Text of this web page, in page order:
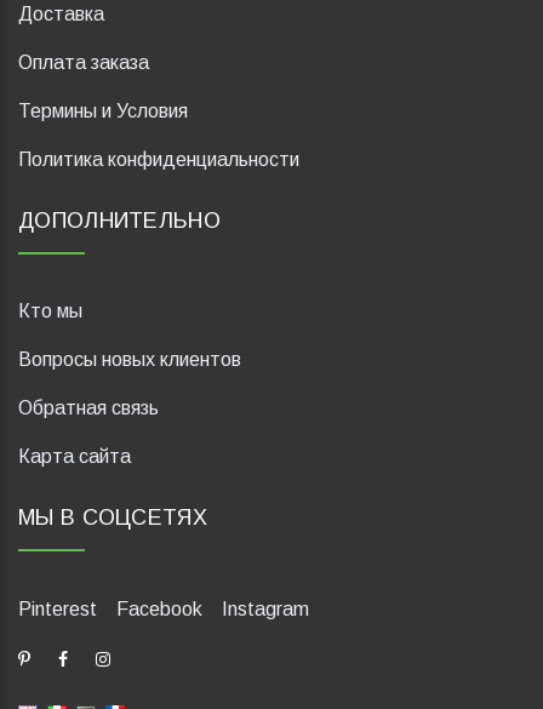
Доставка
Оплата заказа
Термины и Условия
Политика конфиденциальности
ДОПОЛНИТЕЛЬНО
Кто мы
Вопросы новых клиентов
Обратная связь
Карта сайта
МЫ В СОЦСЕТЯХ
Pinterest Facebook Instagram